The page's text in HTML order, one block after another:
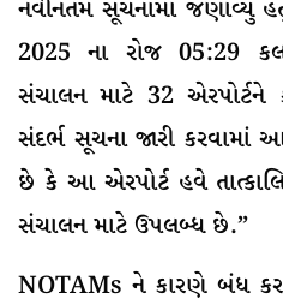
નવીનતમ સૂચનામાં જણાવ્યું
2025 ના રોજ 05:29
સંચાલન માટે 32
સંદર્ભ સૂચના જારી
છે કે આ એરપોર્ટ હવે
સંચાલન માટે ઉપલબ્ધ છે.”
NOTAMs ને કારણે બંધ